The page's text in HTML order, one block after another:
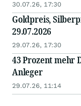
30.07.26, 17:30
Goldpreis,
29.07.2026
29.07.26, 17:30
43 Prozent mehr
Anleger
29.07.26, 11:14